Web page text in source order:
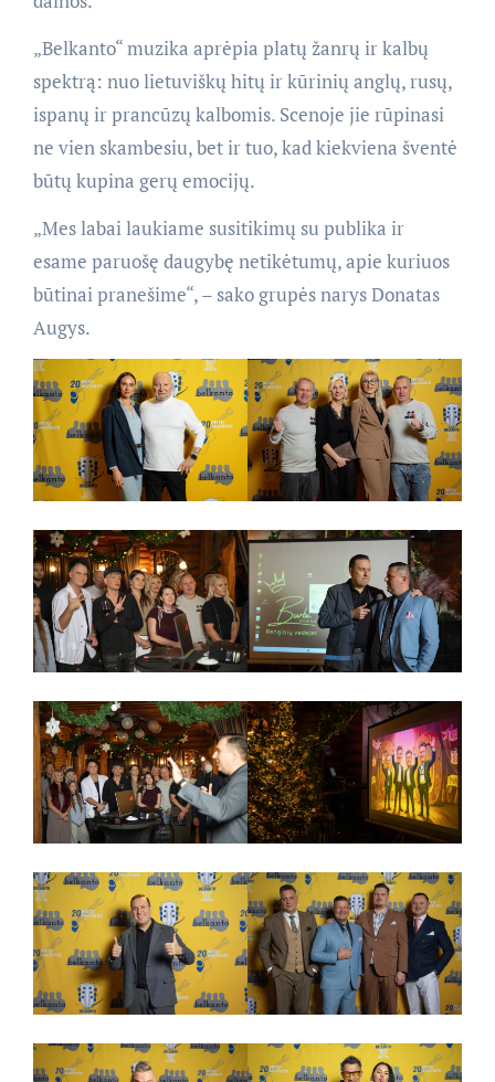
„Belkanto“ muzika aprėpia platų žanrų ir kalbų
spektrą: nuo lietuviškų hitų ir kūrinių anglų, rusų,
ispanų ir prancūzų kalbomis. Scenoje jie rūpinasi
ne vien skambesiu, bet ir tuo, kad kiekviena šventė
būtų kupina gerų emocijų.
„Mes labai laukiame susitikimų su publika ir
esame paruošę daugybę netikėtumų, apie kuriuos
būtinai pranešime“, – sako grupės narys Donatas
Augys.